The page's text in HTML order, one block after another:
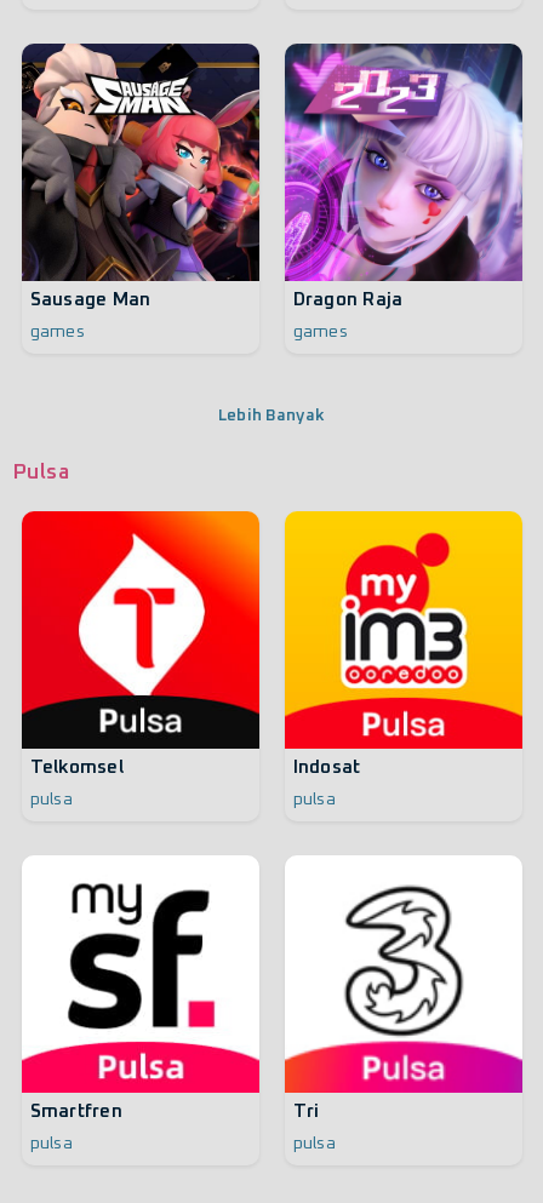
Sausage Man
games
Dragon Raja
games
Lebih Banyak
Pulsa
Telkomsel
pulsa
Indosat
pulsa
Smartfren
pulsa
Tri
pulsa